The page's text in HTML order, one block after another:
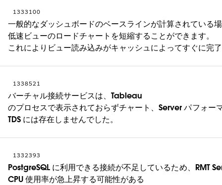
1333100
一般的なダッシュボードのベースラインが計算されている
低速ビューのロードチャートを短縮することができます。
これによりビュー読み込みがキャッシュによってすぐに完
1338521
バーチャル接続サービスは、Tableau
のプロセスで表示されておらずチャート、Server パフォー
TDS には存在しませんでした。
1332393
PostgreSQL に利用できる接続が不足しているため、RMT
CPU 使用率が急上昇する可能性がある